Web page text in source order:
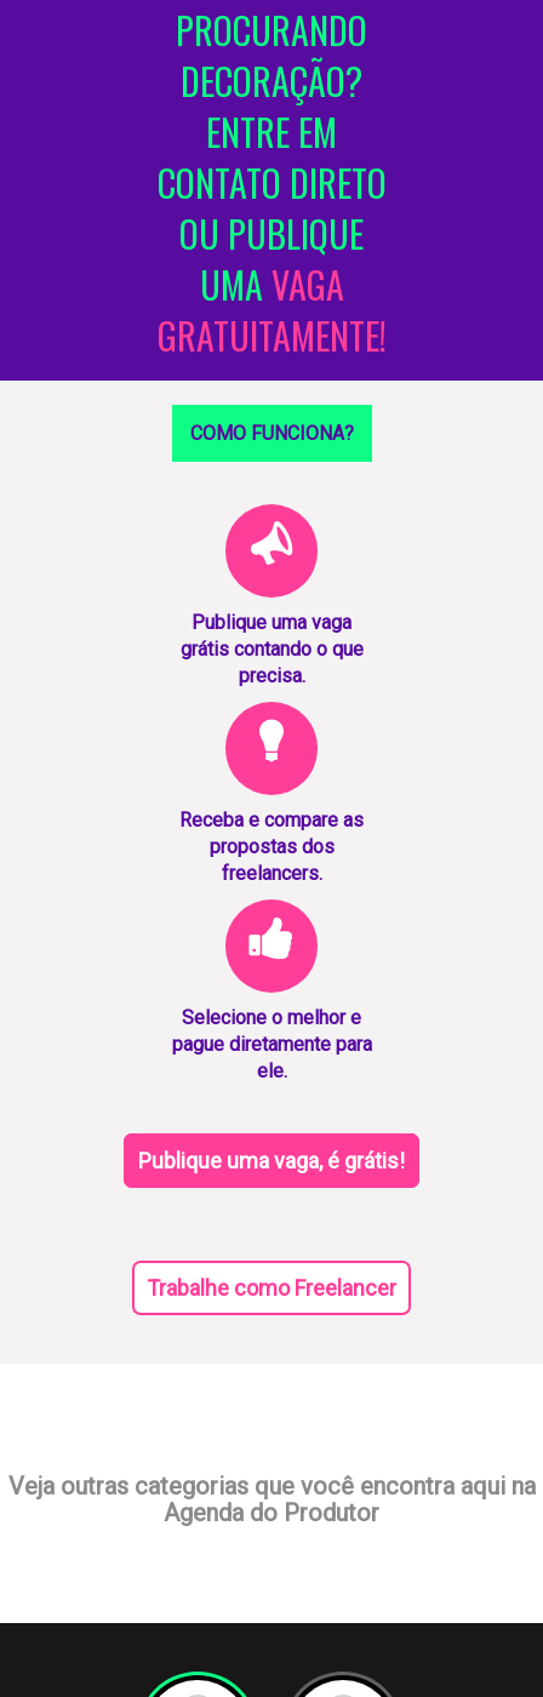
PROCURANDO
DECORAÇÃO?
ENTRE EM
CONTATO DIRETO
OU PUBLIQUE
UMAVAGA
GRATUITAMENTE!
COMO FUNCIONA?
Publique uma vaga
grátis contando o que
precisa.
Receba e compare as
propostas dos
freelancers.
Selecione o melhor e
pague diretamente para
ele.
Publique uma vaga, é grátis!
Trabalhe como Freelancer
Veja outras categorias que você encontra aqui na
Agenda do Produtor